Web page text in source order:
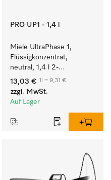
PRO UP1 - 1,4 l
Miele UltraPhase 1,
Flüssigkonzentrat,
neutral, 1,4 l 2-
Komponentenwaschmittel
für Buntes, Weißes und
Feines.
13,03 € 1l = 9,31 €
zzgl. MwSt.
Auf Lager